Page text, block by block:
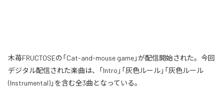
木苺FRUCTOSEの「Cat-and-mouse game」が配信開始された。今回
デジタル配信された楽曲は、「Intro」「灰色ルール」「灰色ルール
(Instrumental)」を含む全3曲となっている。